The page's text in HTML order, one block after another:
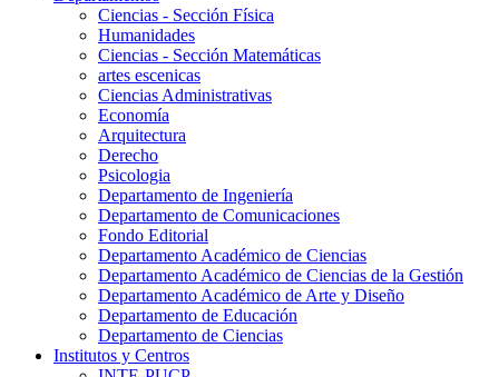
Ciencias - Sección Física
Humanidades
Ciencias - Sección Matemáticas
artes escenicas
Ciencias Administrativas
Economía
Arquitectura
Derecho
Psicologia
Departamento de Ingeniería
Departamento de Comunicaciones
Fondo Editorial
Departamento Académico de Ciencias
Departamento Académico de Ciencias de la Gestión
Departamento Académico de Arte y Diseño
Departamento de Educación
Departamento de Ciencias
Institutos y Centros